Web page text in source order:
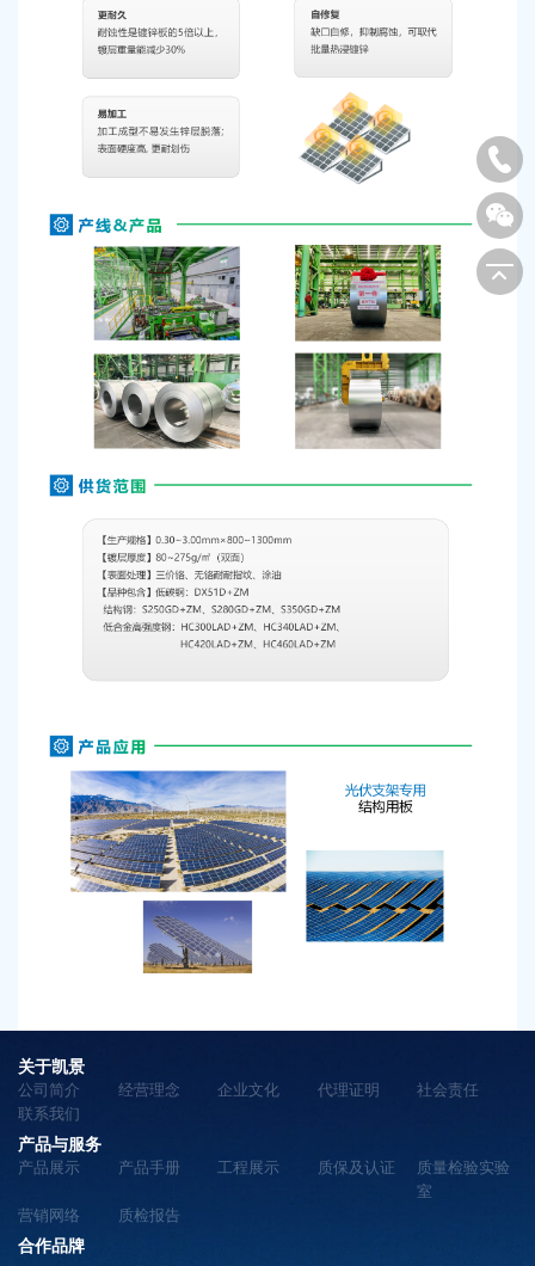
关于凯景
公司简介 经营理念 企业文化 代理证明
社会责任
联系我们
产品与服务
产品展示 产品手册 工程展示 质保及认证
质量检验实验
室
营销网络
质检报告
合作品牌